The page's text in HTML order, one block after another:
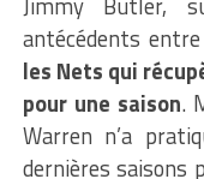
antécédents
les Nets qui
pour une saison.
Warren n’a
dernières saisons